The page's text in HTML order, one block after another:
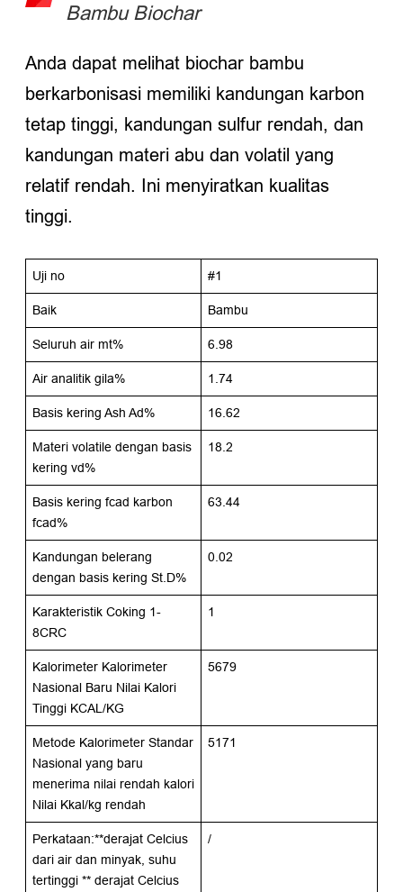
Bambu Biochar
Anda dapat melihat biochar bambu
berkarbonisasi memiliki kandungan karbon
tetap tinggi, kandungan sulfur rendah, dan
kandungan materi abu dan volatil yang
relatif rendah. Ini menyiratkan kualitas
tinggi.
Uji no #1
Baik Bambu
Seluruh air mt% 6.98
Air analitik gila% 1.74
Basis kering Ash Ad% 16.62
Materi volatile dengan basis
kering vd%
18.2
Basis kering fcad karbon
fcad%
63.44
Kandungan belerang
dengan basis kering St.D%
0.02
Karakteristik Coking 1-
8CRC
1
Kalorimeter Kalorimeter
Nasional Baru Nilai Kalori
Tinggi KCAL/KG
5679
Metode Kalorimeter Standar
Nasional yang baru
menerima nilai rendah kalori
Nilai Kkal/kg rendah
5171
Perkataan:**derajat Celcius
dari air dan minyak, suhu
tertinggi ** derajat Celcius
/